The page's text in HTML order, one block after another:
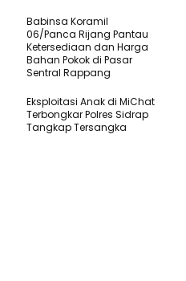
Babinsa Koramil
06/Panca Rijang Pantau
Ketersediaan dan Harga
Bahan Pokok di Pasar
Sentral Rappang
Eksploitasi Anak di MiChat
Terbongkar Polres Sidrap
Tangkap Tersangka